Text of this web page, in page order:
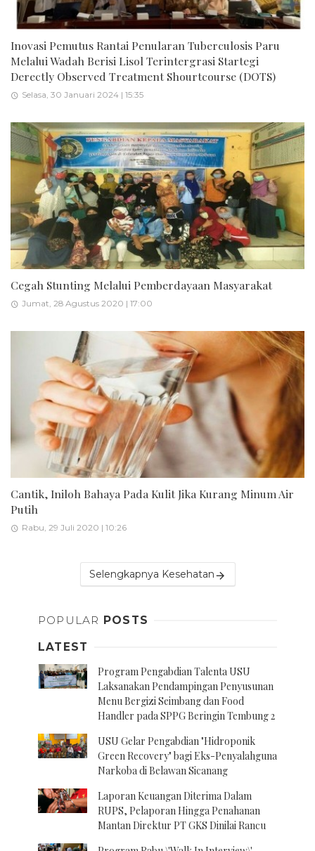
Inovasi Pemutus Rantai Penularan Tuberculosis Paru
Melalui Wadah Berisi Lisol Terintergrasi Startegi
Derectly Observed Treatment Shourtcourse (DOTS)
Selasa, 30 Januari 2024 | 15:35
Cegah Stunting Melalui Pemberdayaan Masyarakat
Jumat, 28 Agustus 2020 | 17:00
Cantik, Iniloh Bahaya Pada Kulit Jika Kurang Minum Air
Putih
Rabu, 29 Juli 2020 | 10:26
Selengkapnya Kesehatan
POPULAR POSTS
LATEST
Program Pengabdian Talenta USU
Laksanakan Pendampingan Penyusunan
Menu Bergizi Seimbang dan Food
Handler pada SPPG Beringin Tembung 2
USU Gelar Pengabdian "Hidroponik
Green Recovery" bagi Eks-Penyalahguna
Narkoba di Belawan Sicanang
Laporan Keuangan Diterima Dalam
RUPS, Pelaporan Hingga Penahanan
Mantan Direktur PT GKS Dinilai Rancu